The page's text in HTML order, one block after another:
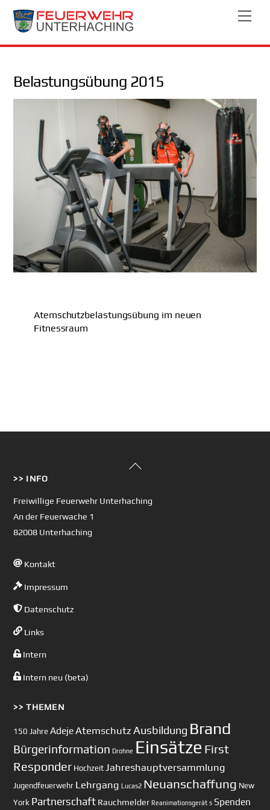
Skip
Belastungsübung 2015
Atemschutzbelastungsübung im neuen
Fitnessraum
Back
>> INFO
Freiwillige Feuerwehr Unterhaching
An der Feuerwache 1
82008 Unterhaching
Kontakt
Impressum
Datenschutz
Links
Intern
Intern neu (beta)
>> THEMEN
150 Jahre AdejeAtemschutz Ausbildung Brand
Bürgerinformation Drohne Einsätze First
Responder Hochzeit Jahreshauptversammlung
Jugendfeuerwehr Lehrgang Lucas2 Neuanschaffung New
York Partnerschaft Rauchmelder Reanimationsgerät s Spenden